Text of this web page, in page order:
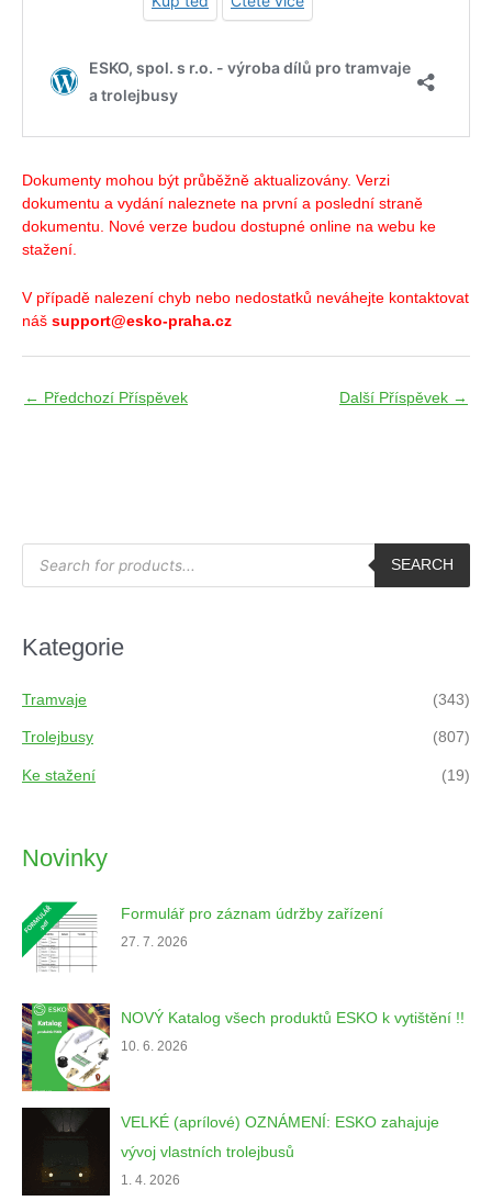
Dokumenty mohou být průběžně aktualizovány. Verzi
dokumentu a vydání naleznete na první a poslední straně
dokumentu. Nové verze budou dostupné online na webu ke
stažení.
V případě nalezení chyb nebo nedostatků neváhejte kontaktovat
náš support@esko-praha.cz
← Předchozí Příspěvek Další Příspěvek →
P
d
s
a
r
h
SEARCH
Kategorie
Tramvaje (343)
Trolejbusy (807)
Ke stažení (19)
Novinky
Formulář pro záznam údržby zařízení
27. 7. 2026
NOVÝ Katalog všech produktů ESKO k vytištění !!
10. 6. 2026
VELKÉ (aprílové) OZNÁMENÍ: ESKO zahajuje
vývoj vlastních trolejbusů
1. 4. 2026